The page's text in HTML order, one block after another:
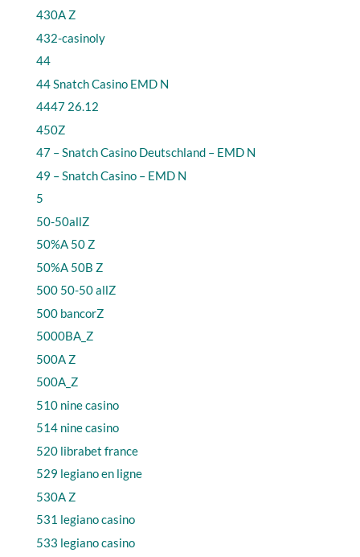
430A Z
432-casinoly
44
44 Snatch Casino EMD N
4447 26.12
450Z
47 – Snatch Casino Deutschland – EMD N
49 – Snatch Casino – EMD N
5
50-50allZ
50%A 50 Z
50%A 50B Z
500 50-50 allZ
500 bancorZ
5000BA_Z
500A Z
500A_Z
510 nine casino
514 nine casino
520 librabet france
529 legiano en ligne
530A Z
531 legiano casino
533 legiano casino